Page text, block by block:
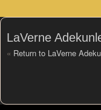
LaVerne
« Return to LaVerne